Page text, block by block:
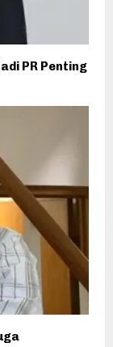
PR Penting